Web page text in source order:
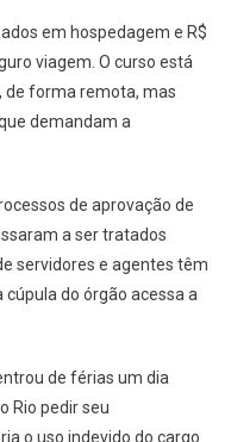
em hospedagem e R$
viagem. O curso está
de forma remota, mas
demandam a
de aprovação de
a ser tratados
servidores e agentes têm
cúpula do órgão acessa a
de férias um dia
Rio pedir seu
o uso indevido do cargo